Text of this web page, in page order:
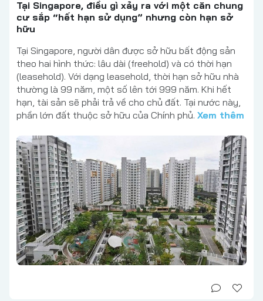
Tại Singapore, điều gì xảy ra với một căn chung
cư sắp “hết hạn sử dụng” nhưng còn hạn sở
hữu
Tại Singapore, người dân được sở hữu bất động sản
theo hai hình thức: lâu dài (freehold) và có thời hạn
(leasehold). Với dạng leasehold, thời hạn sở hữu nhà
thường là 99 năm, một số lên tới 999 năm. Khi hết
hạn, tài sản sẽ phải trả về cho chủ đất. Tại nước này,
phần lớn đất thuộc sở hữu của Chính phủ. Xem thêm